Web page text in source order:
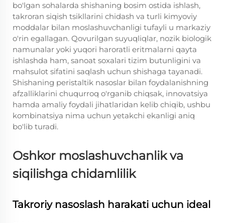
bo'lgan sohalarda shishaning bosim ostida ishlash,
takroran siqish tsikllarini chidash va turli kimyoviy
moddalar bilan moslashuvchanligi tufayli u markaziy
o'rin egallagan. Qovurilgan suyuqliqlar, nozik biologik
namunalar yoki yuqori haroratli eritmalarni qayta
ishlashda ham, sanoat soxalari tizim butunligini va
mahsulot sifatini saqlash uchun shishaga tayanadi.
Shishaning peristaltik nasoslar bilan foydalanishning
afzalliklarini chuqurroq o'rganib chiqsak, innovatsiya
hamda amaliy foydali jihatlaridan kelib chiqib, ushbu
kombinatsiya nima uchun yetakchi ekanligi aniq
bo'lib turadi.
Oshkor moslashuvchanlik va
siqilishga chidamlilik
Takroriy nasoslash harakati uchun ideal